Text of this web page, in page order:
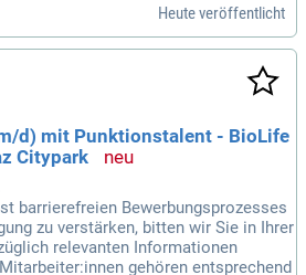
Heute veröffentlicht
d) mit Punktionstalent - BioLife
Citypark
barrierefreien Bewerbungsprozesses
zu verstärken, bitten wir Sie in Ihrer
relevanten Informationen
gehören entsprechend